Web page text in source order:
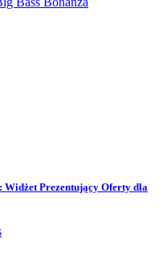
Prezentujący Oferty dla